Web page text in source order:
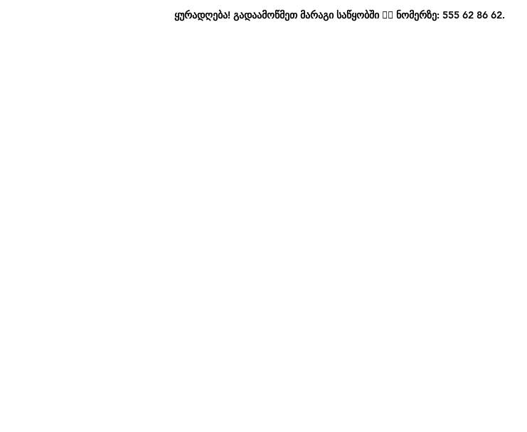
ყურადღება! გადაამოწმეთ მარაგი საწყობში 👉🏻 ნომერზე: 555 62 86 62.